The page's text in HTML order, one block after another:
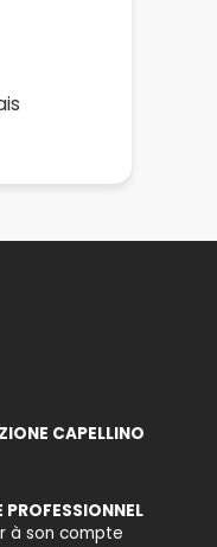
CAPELLINO
PROFESSIONNEL
à son compte